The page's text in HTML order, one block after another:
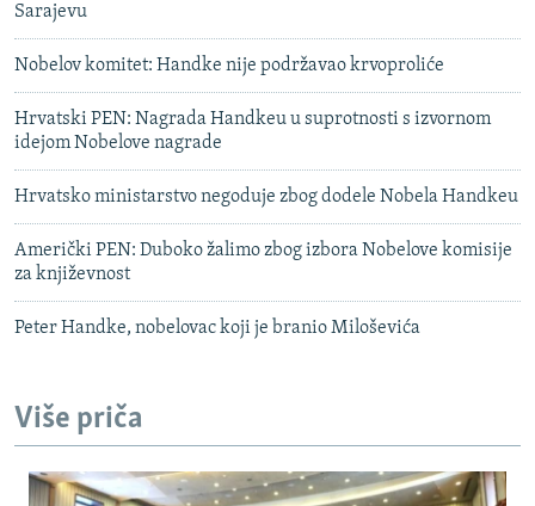
Sarajevu
Nobelov komitet: Handke nije podržavao krvoproliće
Hrvatski PEN: Nagrada Handkeu u suprotnosti s izvornom
idejom Nobelove nagrade
Hrvatsko ministarstvo negoduje zbog dodele Nobela Handkeu
Američki PEN: Duboko žalimo zbog izbora Nobelove komisije
za književnost
Peter Handke, nobelovac koji je branio Miloševića
Više priča